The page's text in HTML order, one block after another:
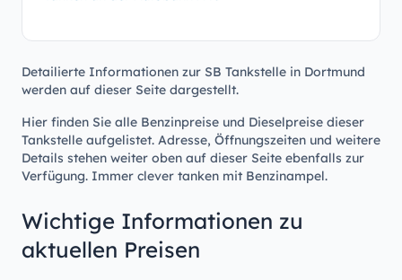
Detailierte Informationen zur SB Tankstelle in Dortmund
werden auf dieser Seite dargestellt.
Hier finden Sie alle Benzinpreise und Dieselpreise dieser
Tankstelle aufgelistet. Adresse, Öffnungszeiten und weitere
Details stehen weiter oben auf dieser Seite ebenfalls zur
Verfügung. Immer clever tanken mit Benzinampel.
Wichtige Informationen zu
aktuellen Preisen